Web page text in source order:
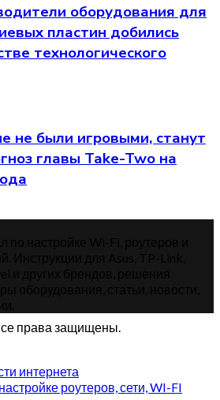
оборудования для
пластин добились
технологического
не были игровыми, станут
главы Take-Two на
права защищены.
интернета
роутеров, сети, WI-FI